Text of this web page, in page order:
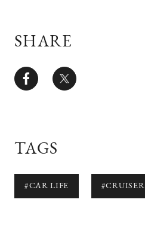
SHARE
TAGS
#CAR LIFE #CRUISER